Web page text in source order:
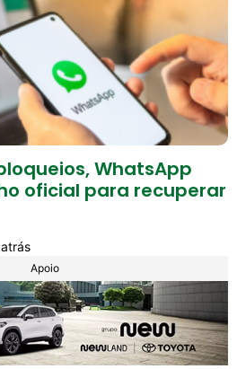
WhatsApp
oficial para recuperar
Apoio